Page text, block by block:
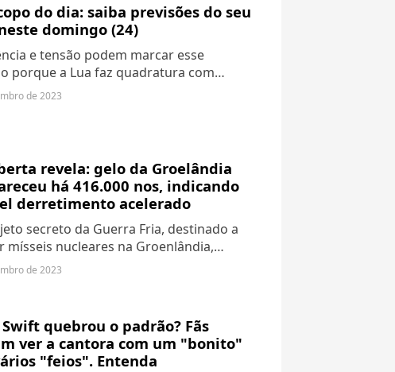
do dia: saiba previsões do seu
domingo (24)
e tensão podem marcar esse
porque a Lua faz quadratura com
deixando mais hostis no início da
de 2023
revela: gelo da Groelândia
há 416.000 nos, indicando
derretimento acelerado
secreto da Guerra Fria, destinado a
mísseis nucleares na Groenlândia,
levou à descoberta de que a
de 2023
quebrou o padrão? Fãs
ver a cantora com um "bonito"
"feios". Entenda